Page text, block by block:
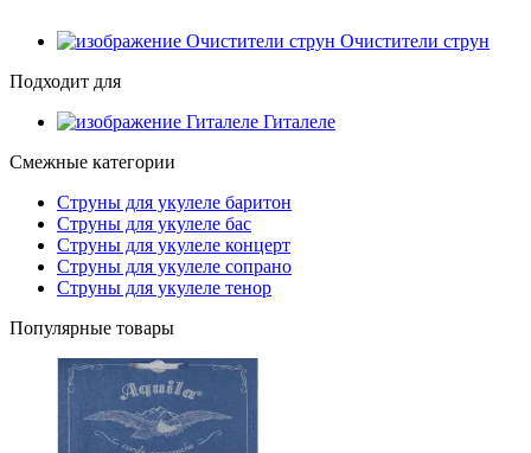
Очистители струн
Подходит для
Гиталеле
Смежные категории
Струны для укулеле баритон
Струны для укулеле бас
Струны для укулеле концерт
Струны для укулеле сопрано
Струны для укулеле тенор
Популярные товары